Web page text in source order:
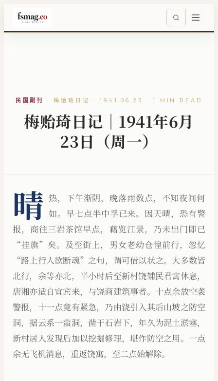
民国副刊 ·梅贻琦日记 · 1941.06.23 · 1 MIN READ
梅贻琦日记｜1941年6月
23日（周一）
晴 热，下午渐阴，晚落雨数点，不知夜间何
如。早七点半中孚已来。因天晴，恐有警
报，商往三岩茶馆早点，藉览江景，乃未出门即已
“挂旗”矣。及至街上，男女老幼仓惶前行，忽忆
“路上行人欲断魂”之句，谓可借以状之。大多数皆
北行，余等亦北，半小时后至新村饶辅民君寓休息，
唐湘亦适自宜宾来，与饶商建筑事者。十点余放空袭
警报，十一点竟有紧急，乃由饶引入其后山坡之防空
洞，据云系一蛮洞，凿于石岩下，年久为泥土淤塞，
新村居人发现后加以挖掘修理，堪作防空之用。一点
余无飞机消息，重返饶寓，至二点始解除。